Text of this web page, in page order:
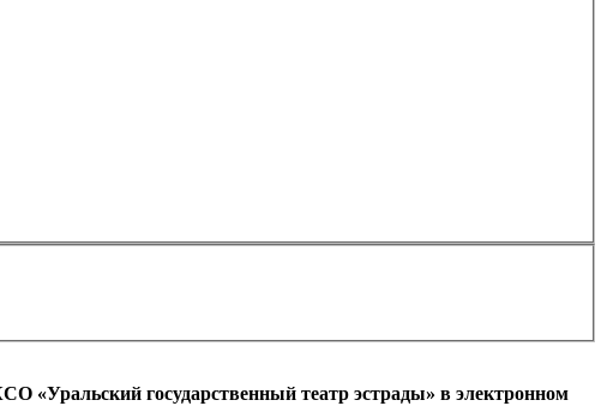
Применить
«Уральский государственный театр эстрады» в электронном